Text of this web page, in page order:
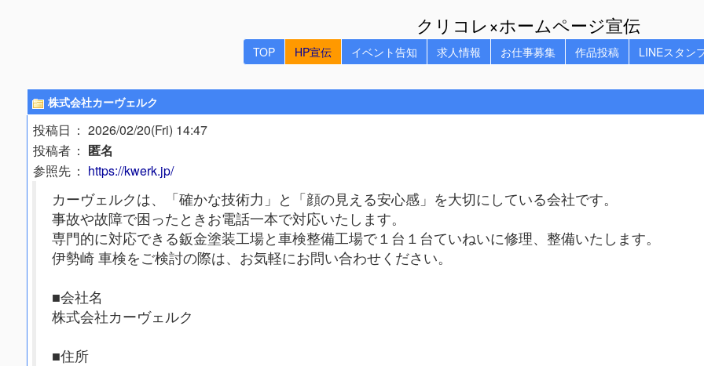
クリコレ×ホームページ宣伝
TOP HP宣伝 イベント告知 求人情報 お仕事募集 作品投稿 LINEスタン
株式会社カーヴェルク
投稿日 ： 2026/02/20(Fri) 14:47
投稿者 ： 匿名
参照先 ： https://kwerk.jp/
カーヴェルクは、「確かな技術力」と「顔の見える安心感」を大切にしている会社です。
事故や故障で困ったときお電話一本で対応いたします。
専門的に対応できる鈑金塗装工場と車検整備工場で１台１台ていねいに修理、整備いたします。
伊勢崎 車検をご検討の際は、お気軽にお問い合わせください。
■会社名
株式会社カーヴェルク
■住所